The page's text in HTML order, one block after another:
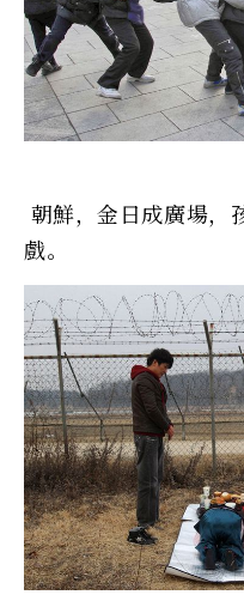
朝鮮，金日成廣場
戲。